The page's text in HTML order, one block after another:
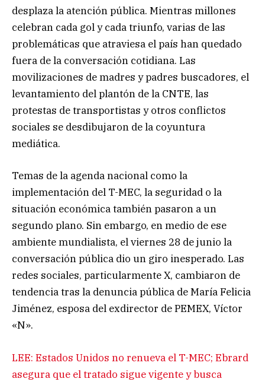
desplaza la atención pública. Mientras millones
celebran cada gol y cada triunfo, varias de las
problemáticas que atraviesa el país han quedado
fuera de la conversación cotidiana. Las
movilizaciones de madres y padres buscadores, el
levantamiento del plantón de la CNTE, las
protestas de transportistas y otros conflictos
sociales se desdibujaron de la coyuntura
mediática.
Temas de la agenda nacional como la
implementación del T-MEC, la seguridad o la
situación económica también pasaron a un
segundo plano. Sin embargo, en medio de ese
ambiente mundialista, el viernes 28 de junio la
conversación pública dio un giro inesperado. Las
redes sociales, particularmente X, cambiaron de
tendencia tras la denuncia pública de María Felicia
Jiménez, esposa del exdirector de PEMEX, Víctor
«N».
LEE: Estados Unidos no renueva el T-MEC; Ebrard
asegura que el tratado sigue vigente y busca